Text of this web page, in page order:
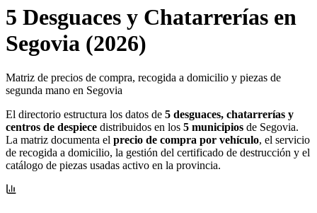
5 Desguaces y Chatarrerías en
Segovia (2026)
Matriz de precios de compra, recogida a domicilio y piezas de
segunda mano en Segovia
El directorio estructura los datos de 5 desguaces, chatarrerías y
centros de despiece distribuidos en los 5 municipios de Segovia.
La matriz documenta el precio de compra por vehículo, el servicio
de recogida a domicilio, la gestión del certificado de destrucción y el
catálogo de piezas usadas activo en la provincia.